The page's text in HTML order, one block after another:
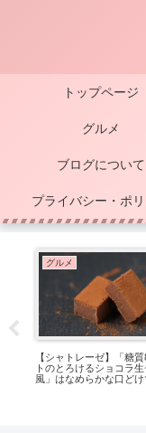
トップページ
グルメ
ブログについて
プライバシー・ポ
グルメ
【シャトレーゼ】「糖
トのとろけるショコラ生
風」はなめらかな口どけ